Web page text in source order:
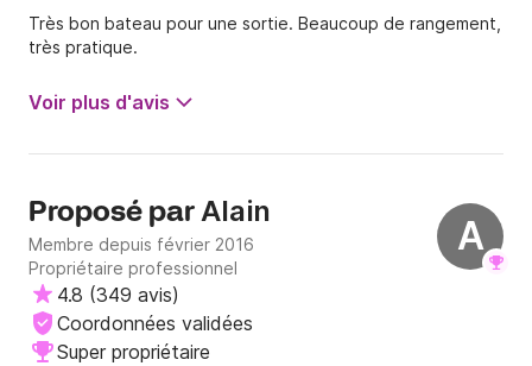
Très bon bateau pour une sortie. Beaucoup de rangement,
très pratique.
Voir plus d'avis
A
Proposé parAlain
Membre depuis février 2016
Propriétaire professionnel
4.8 (349 avis)
Coordonnées validées
Super propriétaire